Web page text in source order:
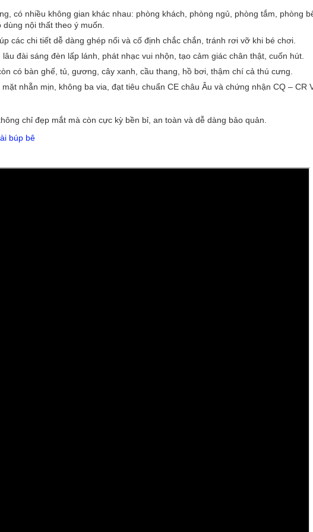
có nhiều không gian khác nhau: phòng khách, phòng ngủ, phòng tắm, phòng
nội thất theo ý muốn.
các chi tiết dễ dàng ghép nối và cố định chắc chắn, tránh rơi vỡ khi bé chơi.
lâu đài sáng đèn lấp lánh, phát nhạc vui nhộn, tạo cảm giác chân thật, cuốn hút.
có bàn ghế, tủ, gương, cây xanh, cầu thang, hồ bơi, thậm chí cả thú cưng.
nhẵn mịn, không ba via, đạt tiêu chuẩn CE châu Âu và chứng nhận CQ – CR
chỉ đẹp mắt mà còn cực kỳ bền bỉ, an toàn và dễ dàng bảo quản.
búp bê